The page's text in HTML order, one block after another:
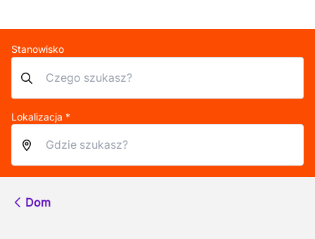
Stanowisko
Lokalizacja *
Dom